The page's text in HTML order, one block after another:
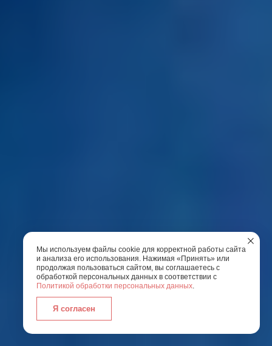
Мы используем файлы cookie для корректной работы сайта
и анализа его использования. Нажимая «Принять» или
продолжая пользоваться сайтом, вы соглашаетесь с
обработкой персональных данных в соответствии с
Политикой обработки персональных данных.
Я согласен